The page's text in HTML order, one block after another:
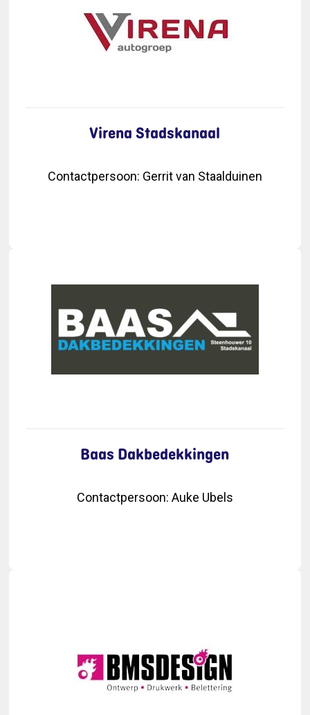
Virena Stadskanaal
Contactpersoon: Gerrit van Staalduinen
Baas Dakbedekkingen
Contactpersoon: Auke Ubels